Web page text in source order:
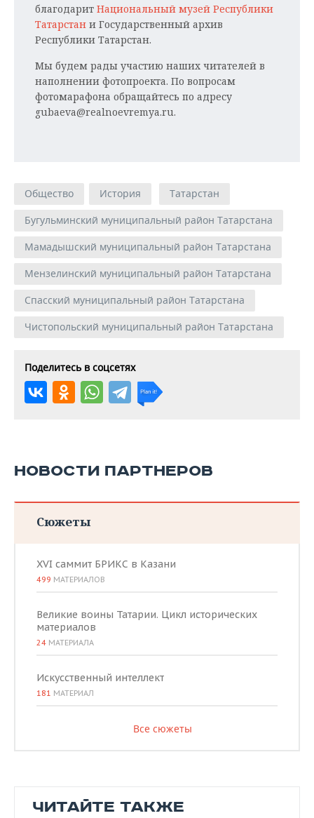
благодарит Национальный музей Республики
Татарстан и Государственный архив
Республики Татарстан.
Мы будем рады участию наших читателей в
наполнении фотопроекта. По вопросам
фотомарафона обращайтесь по адресу
gubaeva@realnoevremya.ru.
Общество История
Татарстан
Бугульминский муниципальный район Татарстана
Мамадышский муниципальный район Татарстана
Мензелинский муниципальный район Татарстана
Спасский муниципальный район Татарстана
Чистопольский муниципальный район Татарстана
Поделитесь в соцсетях
НОВОСТИ ПАРТНЕРОВ
Сюжеты
XVI саммит БРИКС в Казани
499 МАТЕРИАЛОВ
Великие воины Татарии. Цикл исторических
материалов
24 МАТЕРИАЛА
Искусственный интеллект
181 МАТЕРИАЛ
Все сюжеты
ЧИТАЙТЕ ТАКЖЕ